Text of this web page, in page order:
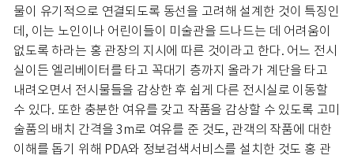
물이 유기적으로 연결되도록 동선을 고려해 설계한 것이 특징인
데, 이는 노인이나 어린이들이 미술관을 드나드는 데 어려움이
없도록 하라는 홍 관장의 지시에 따른 것이라고 한다. 어느 전시
실이든 엘리베이터를 타고 꼭대기 층까지 올라가 계단을 타고
내려오면서 전시물들을 감상한 후 쉽게 다른 전시실로 이동할
수 있다. 또한 충분한 여유를 갖고 작품을 감상할 수 있도록 고미
술품의 배치 간격을 3m로 여유를 준 것도, 관객의 작품에 대한
이해를 돕기 위해 PDA와 정보검색서비스를 설치한 것도 홍 관